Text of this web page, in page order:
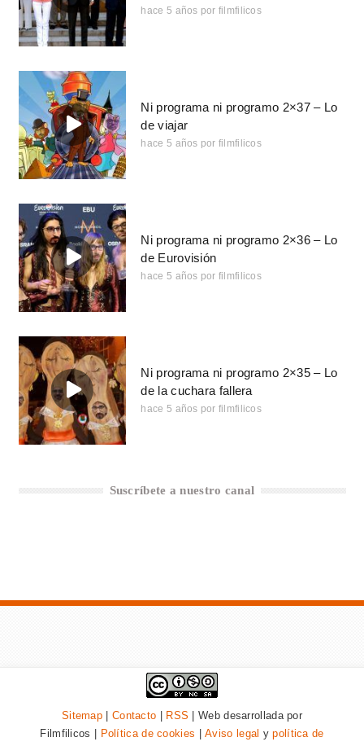
hace 5 años por filmfilicos
Ni programa ni programo 2×37 – Lo
de viajar
hace 5 años por filmfilicos
Ni programa ni programo 2×36 – Lo
de Eurovisión
hace 5 años por filmfilicos
Ni programa ni programo 2×35 – Lo
de la cuchara fallera
hace 5 años por filmfilicos
Suscríbete a nuestro canal
Sitemap Contacto RSS | Web desarrollada por
Filmfilicos |
Política de cookies |Aviso legal ypolítica de